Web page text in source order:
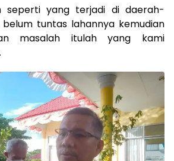
seperti yang terjadi di daerah-
tuntas lahannya kemudian
masalah itulah yang kami